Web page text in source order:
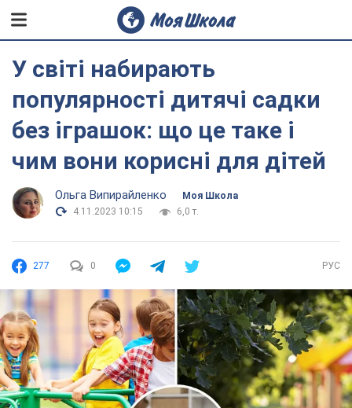
У світі набирають
популярності дитячі садки
без іграшок: що це таке і
чим вони корисні для дітей
Ольга Випирайленко
Моя Школа
4.11.2023 10:15
6,0 т.
277 0 РУС